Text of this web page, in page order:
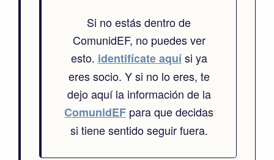
Si no estás dentro de
ComunidEF, no puedes ver
esto. identifícate aquísi ya
eres socio. Y si no lo eres, te
dejo aquí la información de la
ComunidEF para que decidas
si tiene sentido seguir fuera.